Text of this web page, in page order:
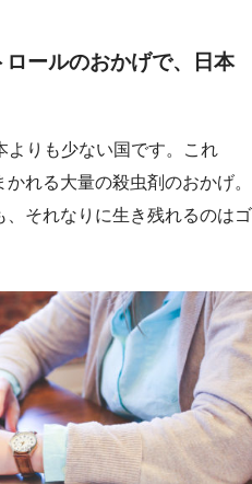
ールのおかげで、日本
りも少ない国です。これ
れる大量の殺虫剤のおかげ。
それなりに生き残れるのはゴ